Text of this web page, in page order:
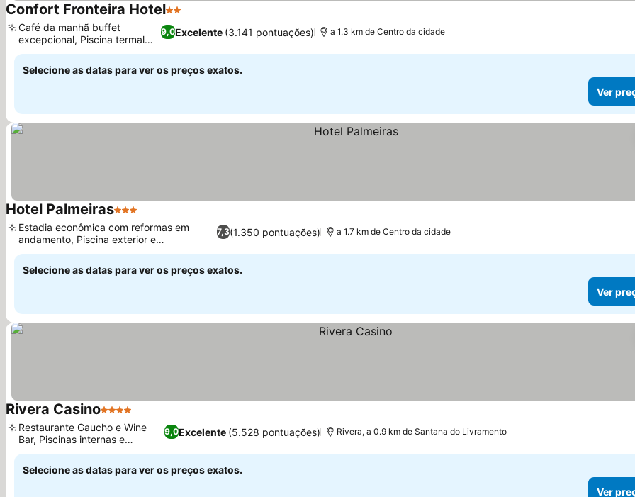
Confort Fronteira Hotel2 Estrelas
9,0Excelente (3.141 pontuações)
Café da manhã buffet
excepcional, Piscina termal
coberta
a 1.3 km de Centro da cidade
Selecione as datas para ver os preços exatos.
Ver
Hotel Palmeiras3 Estrelas
7,3(1.350 pontuações)
Estadia econômica com reformas em
andamento, Piscina exterior e
churrasqueira
a 1.7 km de Centro da cidade
Selecione as datas para ver os preços exatos.
Ver
Rivera Casino4 Estrelas
9,0Excelente (5.528 pontuações)
Restaurante Gaucho e Wine
Bar, Piscinas internas e
externas
Rivera, a 0.9 km de Santana do Livramento
Selecione as datas para ver os preços exatos.
Ver